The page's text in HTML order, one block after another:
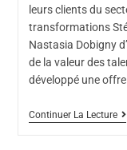
leurs clients du
transformations
Nastasia Dobigny
de la valeur des
développé une
Continuer La Lecture